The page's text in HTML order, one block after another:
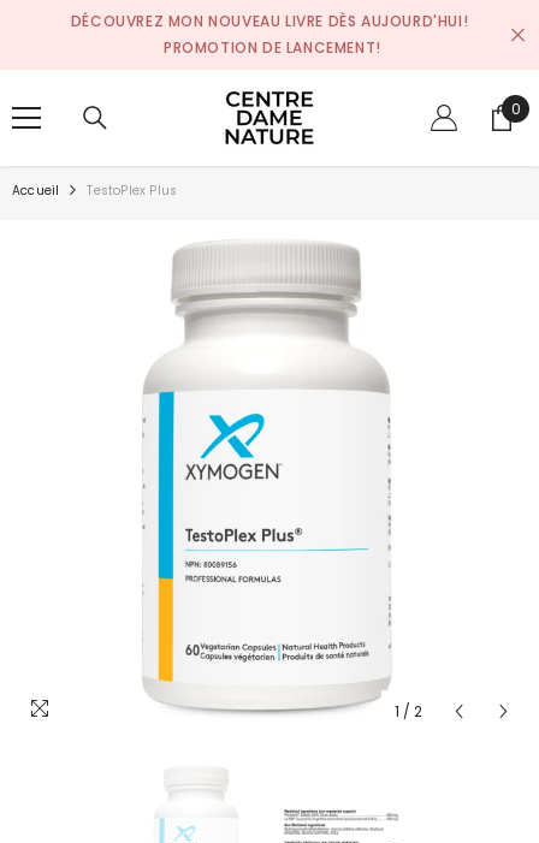
SKIP TO CONTENT
DÉCOUVREZ MON NOUVEAU LIVRE DÈS AUJOURD'HUI!
PROMOTION DE LANCEMENT!
0
0
Accueil TestoPlex Plus
1 / 2